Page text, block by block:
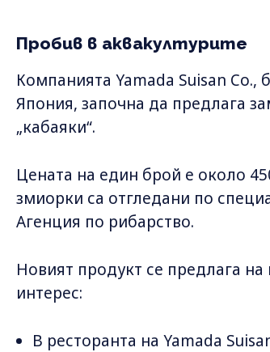
Пробив в аквакултурите
Компанията Yamada Suisan
Япония, започна да предлага
„кабаяки“.
Цената на един брой е около
змиорки са отгледани по
Агенция по рибарство.
Новият продукт се предлага на
интерес:
В ресторанта на Yamada